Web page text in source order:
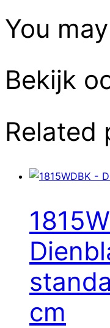
You
Bekijk
Related
cm